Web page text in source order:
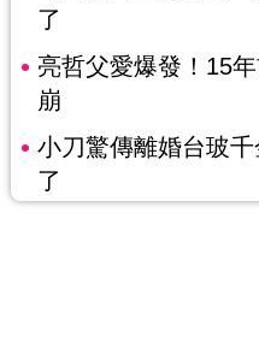
了
亮哲父愛爆發！15
崩
小刀驚傳離婚台玻
了